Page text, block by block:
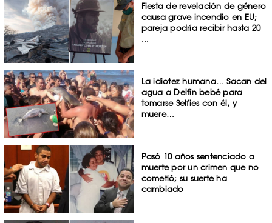
Fiesta de revelación de género
causa grave incendio en EU;
pareja podría recibir hasta 20
...
La idiotez humana… Sacan del
agua a Delfín bebé para
tomarse Selfies con él, y
muere…
Pasó 10 años sentenciado a
muerte por un crimen que no
cometió; su suerte ha
cambiado